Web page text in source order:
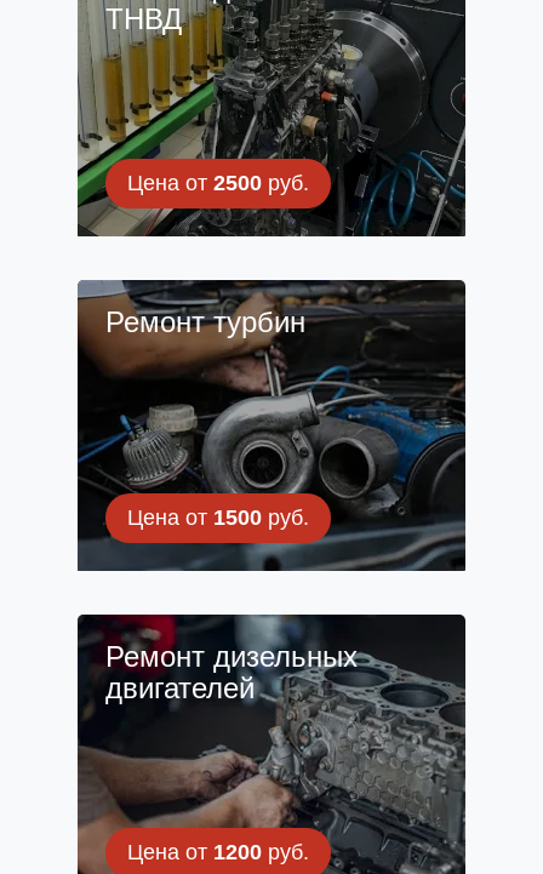
ТНВД
Цена от 2500руб.
Ремонт турбин
Цена от 1500руб.
Ремонт дизельных
двигателей
Цена от 1200руб.